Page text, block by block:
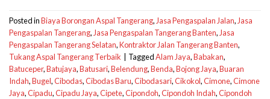
Posted inBiaya Borongan Aspal Tangerang,Jasa Pengaspalan Jalan,Jasa
Pengaspalan Tangerang,Jasa Pengaspalan Tangerang Banten,Jasa
Pengaspalan Tangerang Selatan,Kontraktor Jalan Tangerang Banten,
Tukang Aspal Tangerang Terbaik
TaggedAlam Jaya,Babakan,
Batuceper,Batujaya,Batusari,Belendung,Benda,Bojong Jaya,Buaran
Indah,Bugel,Cibodas,Cibodas Baru,Cibodasari,Cikokol,Cimone,Cimone
Jaya,Cipadu,Cipadu Jaya,Cipete,Cipondoh,Cipondoh Indah,Cipondoh